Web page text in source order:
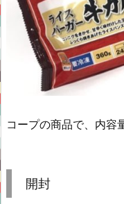
コープの商品で、内容
開封